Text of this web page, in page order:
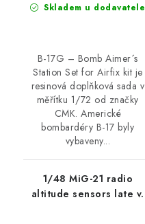
Skladem u dodavatele
B-17G – Bomb Aimer´s
Station Set for Airfix kit je
resinová doplňková sada v
měřítku 1/72 od značky
CMK. Americké
bombardéry B-17 byly
vybaveny...
1/48 MiG-21 radio
altitude sensors late v.